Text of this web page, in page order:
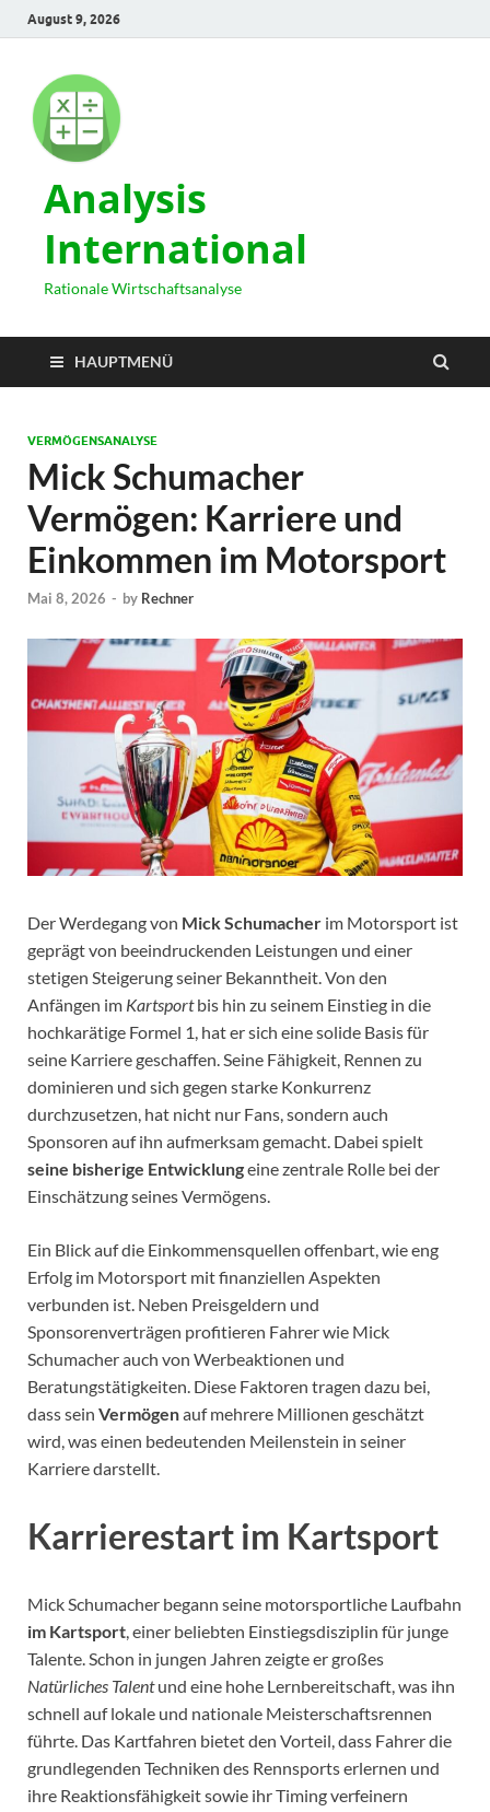
August 9, 2026
Analysis
International
Rationale Wirtschaftsanalyse
HAUPTMENÜ
VERMÖGENSANALYSE
Mick Schumacher
Vermögen: Karriere und
Einkommen im Motorsport
Mai 8, 2026 - by Rechner
Der Werdegang von Mick Schumacher im Motorsport ist
geprägt von beeindruckenden Leistungen und einer
stetigen Steigerung seiner Bekanntheit. Von den
Anfängen im Kartsportbis hin zu seinem Einstieg in die
hochkarätige Formel 1, hat er sich eine solide Basis für
seine Karriere geschaffen. Seine Fähigkeit, Rennen zu
dominieren und sich gegen starke Konkurrenz
durchzusetzen, hat nicht nur Fans, sondern auch
Sponsoren auf ihn aufmerksam gemacht. Dabei spielt
seine bisherige Entwicklungeine zentrale Rolle bei der
Einschätzung seines Vermögens.
Ein Blick auf die Einkommensquellen offenbart, wie eng
Erfolg im Motorsport mit finanziellen Aspekten
verbunden ist. Neben Preisgeldern und
Sponsorenverträgen profitieren Fahrer wie Mick
Schumacher auch von Werbeaktionen und
Beratungstätigkeiten. Diese Faktoren tragen dazu bei,
dass sein Vermögenauf mehrere Millionen geschätzt
wird, was einen bedeutenden Meilenstein in seiner
Karriere darstellt.
Karrierestart im Kartsport
Mick Schumacher begann seine motorsportliche Laufbahn
im Kartsport , einer beliebten Einstiegsdisziplin für junge
Talente. Schon in jungen Jahren zeigte er großes
Natürliches Talentund eine hohe Lernbereitschaft, was ihn
schnell auf lokale und nationale Meisterschaftsrennen
führte. Das Kartfahren bietet den Vorteil, dass Fahrer die
grundlegenden Techniken des Rennsports erlernen und
ihre Reaktionsfähigkeit sowie ihr Timing verfeinern